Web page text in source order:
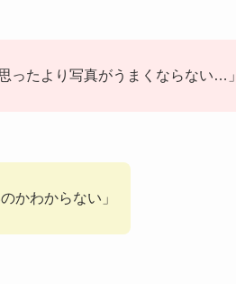
ったより写真がうまくならない…」
かわからない」